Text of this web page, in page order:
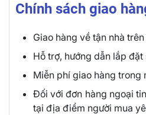
Chính sách giao
Giao hàng về tận nhà
Hỗ trợ, hướng dẫn lắp đặt
Miễn phí giao hàng trong
Đối với đơn hàng ngoại
tại địa điểm người mua